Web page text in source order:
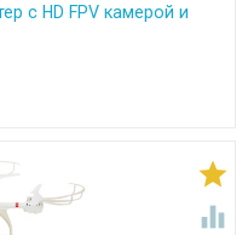
с HD FPV камерой и

